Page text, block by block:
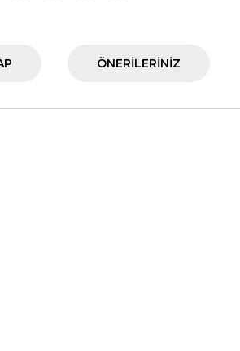
ÖNERILERINIZ